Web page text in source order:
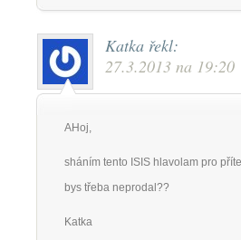
Katka řekl:
27.3.2013 na 19:20
AHoj,
sháním tento ISIS hlavolam pro
bys třeba neprodal??
Katka